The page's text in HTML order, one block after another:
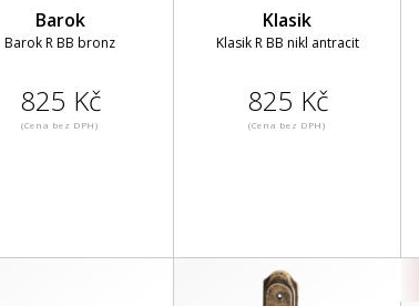
Barok
Barok R BB bronz
825 Kč
(Cena bez DPH)
Klasik
Klasik R BB nikl antracit
825 Kč
(Cena bez DPH)